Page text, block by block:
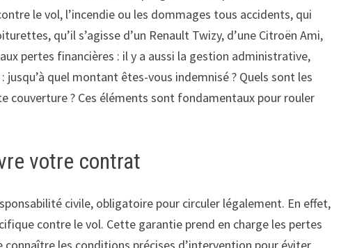
le vol, l’incendie ou les dommages tous accidents, qui
qu’il s’agisse d’un Renault Twizy, d’une Citroën Ami,
pertes financières : il y a aussi la gestion administrative,
quel montant êtes-vous indemnisé ? Quels sont les
couverture ? Ces éléments sont fondamentaux pour rouler
votre contrat
civile, obligatoire pour circuler légalement. En effet,
contre le vol. Cette garantie prend en charge les pertes
les conditions précises d’intervention pour éviter